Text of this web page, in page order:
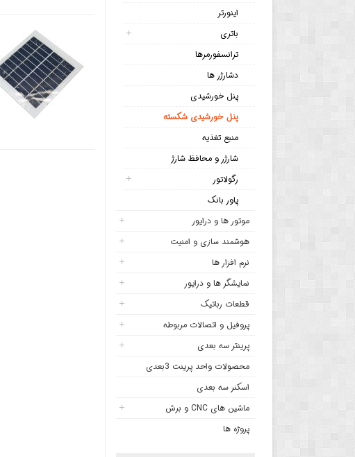
اینورتر
باتری
ترانسفورمرها
دشارژر ها
پنل خورشیدی
پنل خورشیدی شکسته
منبع تغذیه
شارژر و محافظ شارژ
رگولاتور
پاور بانک
موتور ها و درایور
هوشمند سازی و امنیت
نرم افزار ها
نمایشگر ها و درایور
قطعات رباتیک
پروفیل و اتصالات مربوطه
پرینتر سه بعدی
محصولات واحد پرینت 3بعدی
اسکنر سه بعدی
ماشین های CNC و برش
پروژه ها